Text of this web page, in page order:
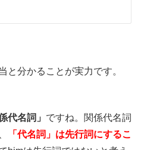
分かることが実力です。
代名詞」 ですね。関係代名詞
「代名詞」は先行詞にするこ